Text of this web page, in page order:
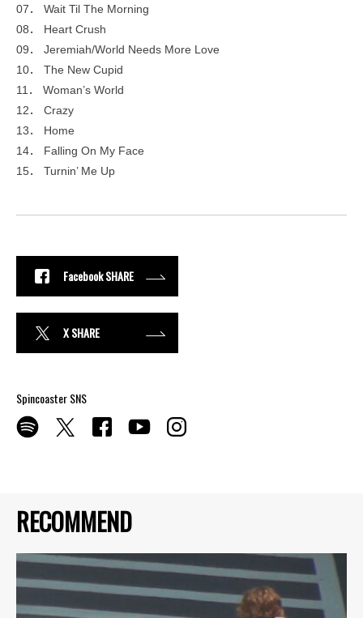
RECOMMEND
07． Wait Til The Morning
08． Heart Crush
09． Jeremiah/World Needs More Love
10． The New Cupid
11． Woman’s World
12． Crazy
13． Home
14． Falling On My Face
15． Turnin’ Me Up
Facebook SHARE
X SHARE
Spincoaster SNS